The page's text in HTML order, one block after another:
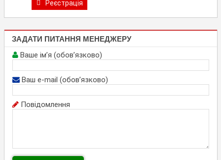
Реєстрація
ЗАДАТИ ПИТАННЯ МЕНЕДЖЕРУ
Ваше ім’я (обов’язково)
Ваш e-mail (обов’язково)
Повідомлення